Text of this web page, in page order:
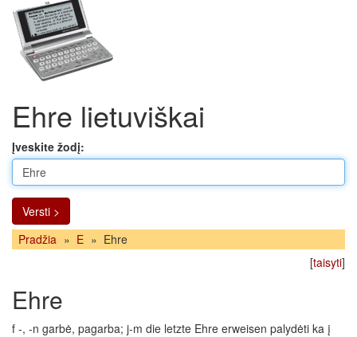
Ehre lietuviškai
Įveskite žodį:
Versti >
Pradžia » E » Ehre
[taisyti]
Ehre
f -, -n garbė, pagarba; j-m die letzte Ehre erweisen palydėti ka į